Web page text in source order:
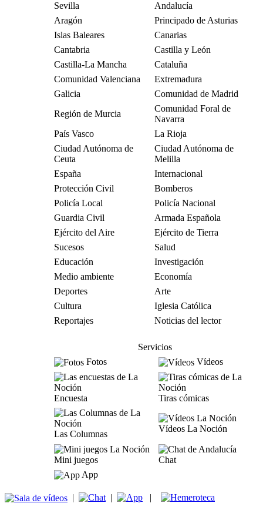
Sevilla
Andalucía
Aragón
Principado de Asturias
Islas Baleares
Canarias
Cantabria
Castilla y León
Castilla-La Mancha
Cataluña
Comunidad Valenciana
Extremadura
Galicia
Comunidad de Madrid
Región de Murcia
Comunidad Foral de
Navarra
País Vasco
La Rioja
Ciudad Autónoma de
Ceuta
Ciudad Autónoma de
Melilla
España
Internacional
Protección Civil
Bomberos
Policía Local
Policía Nacional
Guardia Civil
Armada Española
Ejército del Aire
Ejército de Tierra
Sucesos
Salud
Educación
Investigación
Medio ambiente
Economía
Deportes
Arte
Cultura
Iglesia Católica
Reportajes
Noticias del lector
Servicios
Fotos
Vídeos
Encuesta Tiras cómicas
Las Columnas
Vídeos La Noción
Mini juegos
Chat
App
| | |